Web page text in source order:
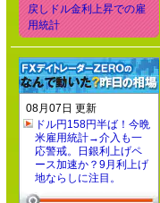
戻しドル金利上昇での雇
用統計
08月07日 更新
ドル円158円半ば！今晩
米雇用統計→介入も一
応警戒。日銀利上げペ
ース加速か？9月利上げ
地ならしに注目。